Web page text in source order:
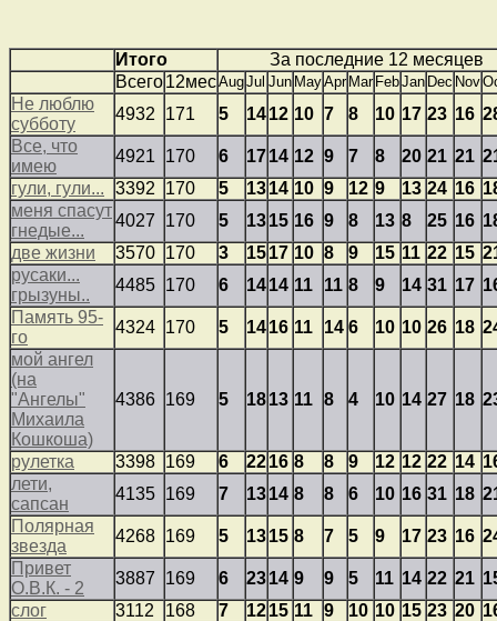
Итого
За последние 12 месяцев
Всего12месAugJul Jun MayApr Mar FebJan Dec Nov
Не люблю
субботу
4932 171 5 1412 10 7 8 10 17 23 16
Все, что
имею
4921 170 6 1714 12 9 7 8 20 21 21
гули, гули...
3392 170 5 1314 10 9 12 9 13 24 16
меня спасут
гнедые...
4027 170 5 1315 16 9 8 13 8 25 16
две жизни
3570 170 3 1517 10 8 9 15 11 22 15
русаки...
грызуны..
4485 170 6 1414 11 11 8 9 14 31 17
Память 95-
го
4324 170 5 1416 11 14 6 10 10 26 18
мой ангел
(на
"Ангелы"
Михаила
Кошкоша)
4386 169 5 1813 11 8 4 10 14 27 18
рулетка 3398 169 6 2216 8 8 9 12 12 22 14
лети,
сапсан
4135 169 7 1314 8 8 6 10 16 31 18
Полярная
звезда
4268 169 5 1315 8 7 5 9 17 23 16
Привет
О.В.К. - 2
3887 169 6 2314 9 9 5 11 14 22 21
слог
3112 168 7 1215 11 9 10 10 15 23 20